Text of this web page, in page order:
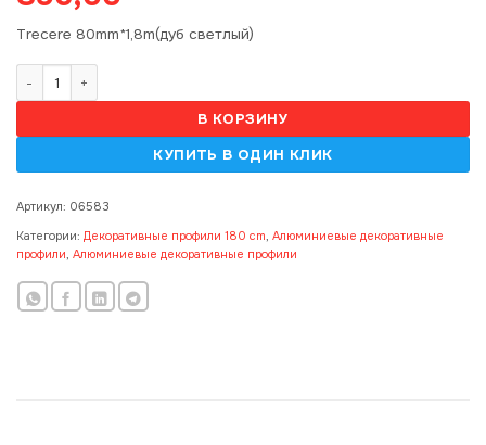
Trecere 80mm*1,8m(дуб светлый)
В КОРЗИНУ
Артикул: 06583
Категории: Декоративные профили 180 cm, Алюминиевые декоративные
профили, Алюминиевые декоративные профили